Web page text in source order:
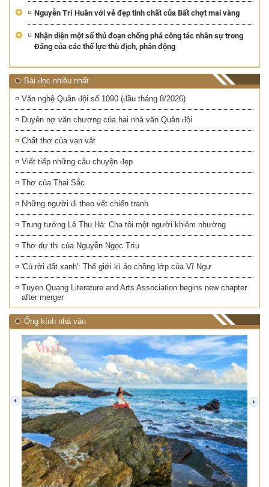
Nguyễn Trí Huân với vẻ đẹp tinh chất của Bất chợt mai vàng
Nhận diện một số thủ đoạn chống phá công tác nhân sự trong
Đảng của các thế lực thù địch, phản động
Bài đọc nhiều nhất
Văn nghệ Quân đội số 1090 (đầu tháng 8/2026)
Duyên nợ văn chương của hai nhà văn Quân đội
Chất thơ của vạn vật
Viết tiếp những câu chuyện đẹp
Thơ của Thai Sắc
Những người đi theo vết chiến tranh
Trung tướng Lê Thu Hà: Cha tôi một người khiêm nhường
Thơ dự thi của Nguyễn Ngọc Trìu
'Cú rời đất xanh': Thế giới kì ảo chồng lớp của Vĩ Ngư
Tuyen Quang Literature and Arts Association begins new chapter
after merger
Ống kính nhà văn
prev next